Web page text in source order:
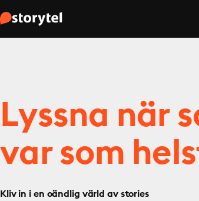
Lyssna när
var som
Kliv in i en oändlig värld av stories